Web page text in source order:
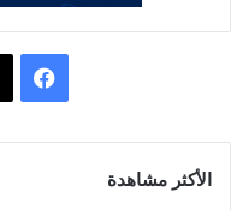
الأكثر مشاهدة